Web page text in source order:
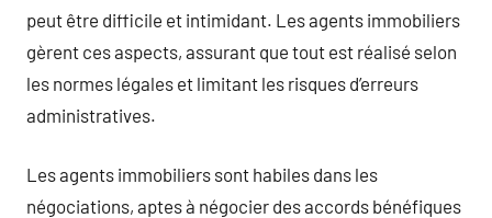
peut être difficile et intimidant. Les agents immobiliers
gèrent ces aspects, assurant que tout est réalisé selon
les normes légales et limitant les risques d’erreurs
administratives.
Les agents immobiliers sont habiles dans les
négociations, aptes à négocier des accords bénéfiques